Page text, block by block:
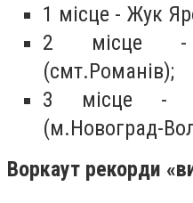
1 місце - Жук
2 місце -
(смт.Романів);
3 місце -
(м.Новоград-
Воркаут рекорди